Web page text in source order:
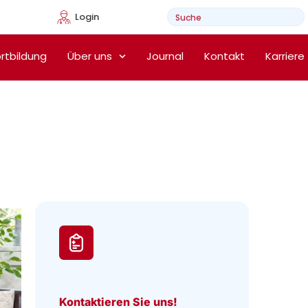
Login
HeimtherapieÜber uns Journal Kontakt Karriere
Kontaktieren Sie uns!